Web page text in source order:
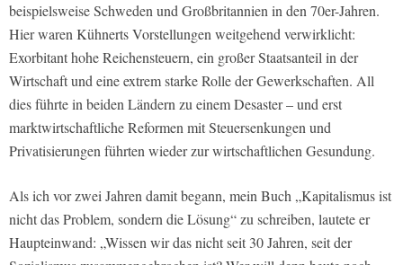
beispielsweise Schweden und Großbritannien in den 70er-Jahren.
Hier waren Kühnerts Vorstellungen weitgehend verwirklicht:
Exorbitant hohe Reichensteuern, ein großer Staatsanteil in der
Wirtschaft und eine extrem starke Rolle der Gewerkschaften. All
dies führte in beiden Ländern zu einem Desaster – und erst
marktwirtschaftliche Reformen mit Steuersenkungen und
Privatisierungen führten wieder zur wirtschaftlichen Gesundung.
Als ich vor zwei Jahren damit begann, mein Buch „Kapitalismus ist
nicht das Problem, sondern die Lösung“ zu schreiben, lautete er
Haupteinwand: „Wissen wir das nicht seit 30 Jahren, seit der